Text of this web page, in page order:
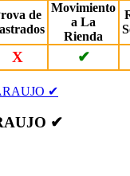
de
Movimiento
a La
Rienda
X ✔
✔